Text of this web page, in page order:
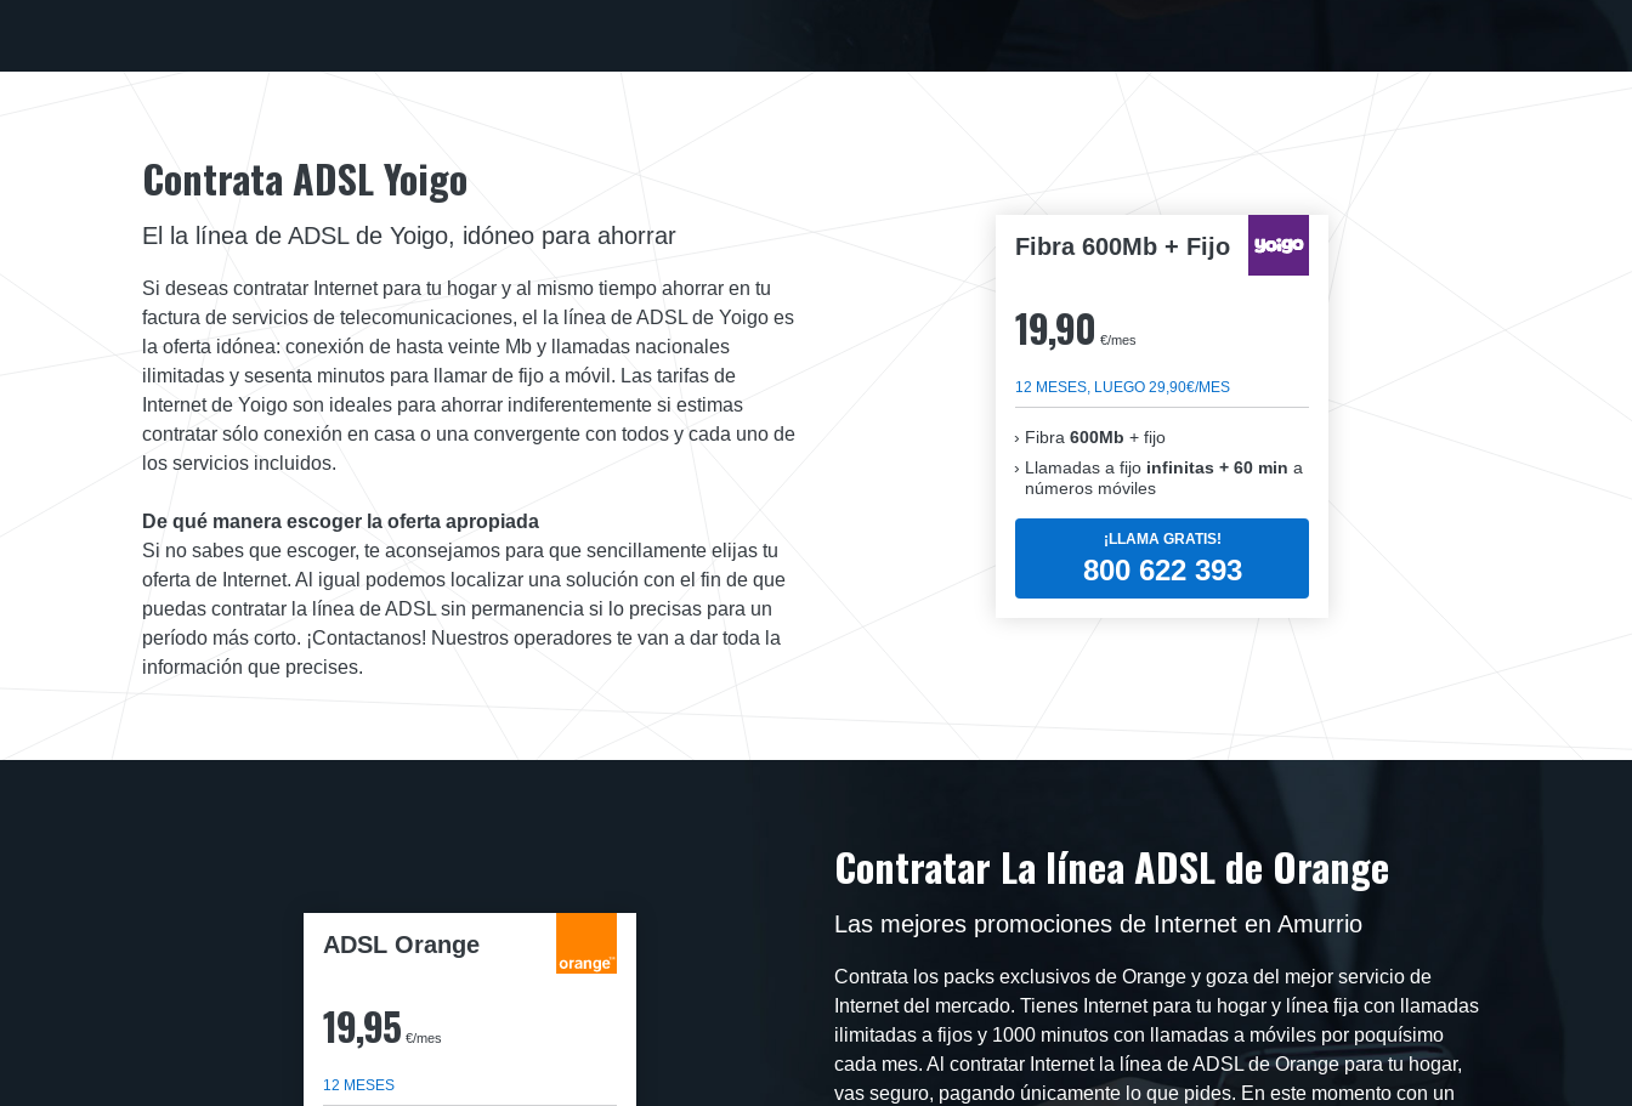
Fibra 600Mb + Fijo
19,90 €/mes
12 MESES, LUEGO 29,90€/MES
Fibra 600Mb + fijo
Llamadas a fijo infinitas + 60 min a
números móviles
¡LLAMA GRATIS!
800 622 393
Contrata ADSL Yoigo
El la línea de ADSL de Yoigo, idóneo para ahorrar
Si deseas contratar Internet para tu hogar y al mismo tiempo ahorrar en tu
factura de servicios de telecomunicaciones, el la línea de ADSL de Yoigo es
la oferta idónea: conexión de hasta veinte Mb y llamadas nacionales
ilimitadas y sesenta minutos para llamar de fijo a móvil. Las tarifas de
Internet de Yoigo son ideales para ahorrar indiferentemente si estimas
contratar sólo conexión en casa o una convergente con todos y cada uno de
los servicios incluidos.
De qué manera escoger la oferta apropiada
Si no sabes que escoger, te aconsejamos para que sencillamente elijas tu
oferta de Internet. Al igual podemos localizar una solución con el fin de que
puedas contratar la línea de ADSL sin permanencia si lo precisas para un
período más corto. ¡Contactanos! Nuestros operadores te van a dar toda la
información que precises.
ADSL Orange
19,95 €/mes
12 MESES
Contratar La línea ADSL de Orange
Las mejores promociones de Internet en Amurrio
Contrata los packs exclusivos de Orange y goza del mejor servicio de
Internet del mercado. Tienes Internet para tu hogar y línea fija con llamadas
ilimitadas a fijos y 1000 minutos con llamadas a móviles por poquísimo
cada mes. Al contratar Internet la línea de ADSL de Orange para tu hogar,
vas seguro, pagando únicamente lo que pides. En este momento con un